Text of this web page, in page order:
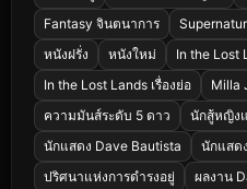
Fantasy จินตนาการ
หนังฝรั่ง
หนังใหม่
In the Lost
In the Lost Lands เรื่องย่อ
Milla
ความมันส์ระดับ 5 ดาว
นักสู้หญิง
นักแสดง Dave Bautista
นักแสด
ปริศนาแห่งการดำรงอยู่
ผลงาน